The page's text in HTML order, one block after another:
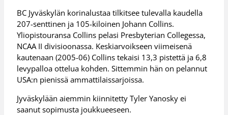
BC Jyväskylän korinalustaa tilkitsee tulevalla kaudella
207-senttinen ja 105-kiloinen Johann Collins.
Yliopistouransa Collins pelasi Presbyterian Collegessa,
NCAA II divisioonassa. Keskiarvoikseen viimeisenä
kautenaan (2005-06) Collins tekaisi 13,3 pistettä ja 6,8
levypalloa ottelua kohden. Sittemmin hän on pelannut
USA:n pienissä ammattilaissarjoissa.
Jyväskylään aiemmin kiinnitetty Tyler Yanosky ei
saanut sopimusta joukkueeseen.